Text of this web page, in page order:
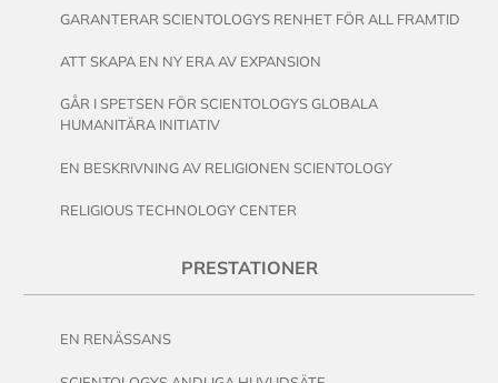
GARANTERAR SCIENTOLOGYS RENHET FÖR ALL FRAMTID
ATT SKAPA EN NY ERA AV EXPANSION
GÅR I SPETSEN FÖR SCIENTOLOGYS GLOBALA
HUMANITÄRA INITIATIV
EN BESKRIVNING AV RELIGIONEN SCIENTOLOGY
RELIGIOUS TECHNOLOGY CENTER
PRESTATIONER
EN RENÄSSANS